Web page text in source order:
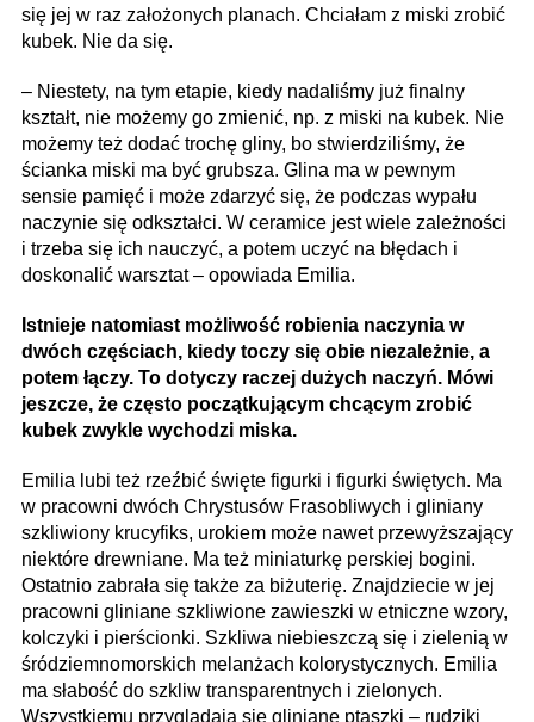
się jej w raz założonych planach. Chciałam z miski zrobić
kubek. Nie da się.
– Niestety, na tym etapie, kiedy nadaliśmy już finalny
kształt, nie możemy go zmienić, np. z miski na kubek. Nie
możemy też dodać trochę gliny, bo stwierdziliśmy, że
ścianka miski ma być grubsza. Glina ma w pewnym
sensie pamięć i może zdarzyć się, że podczas wypału
naczynie się odkształci. W ceramice jest wiele zależności
i trzeba się ich nauczyć, a potem uczyć na błędach i
doskonalić warsztat – opowiada Emilia.
Istnieje natomiast możliwość robienia naczynia w
dwóch częściach, kiedy toczy się obie niezależnie, a
potem łączy. To dotyczy raczej dużych naczyń. Mówi
jeszcze, że często początkującym chcącym zrobić
kubek zwykle wychodzi miska.
Emilia lubi też rzeźbić święte figurki i figurki świętych. Ma
w pracowni dwóch Chrystusów Frasobliwych i gliniany
szkliwiony krucyfiks, urokiem może nawet przewyższający
niektóre drewniane. Ma też miniaturkę perskiej bogini.
Ostatnio zabrała się także za biżuterię. Znajdziecie w jej
pracowni gliniane szkliwione zawieszki w etniczne wzory,
kolczyki i pierścionki. Szkliwa niebieszczą się i zielenią w
śródziemno­morskich melanżach kolorystycznych. Emilia
ma słabość do szkliw transparentnych i zielonych.
Wszystkiemu przyglądają się gliniane ptaszki – rudziki